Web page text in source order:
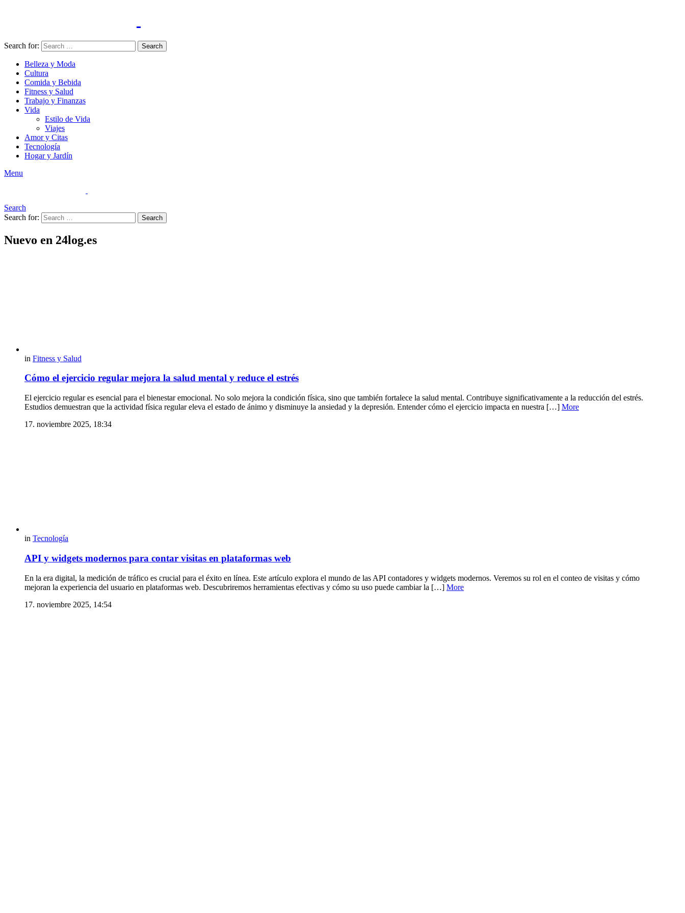
Search for: Search
Belleza y Moda
Cultura
Comida y Bebida
Fitness y Salud
Trabajo y Finanzas
Vida
Estilo de Vida
Viajes
Amor y Citas
Tecnología
Hogar y Jardín
Menu
Search
Search for:
Search
Nuevo en 24log.es
in Fitness y Salud
Cómo el ejercicio regular mejora la salud mental y reduce el estrés
El ejercicio regular es esencial para el bienestar emocional. No solo mejora la condición física, sino que también fortalece la salud mental. Contribuye significativamente a la reducción del estrés.
Estudios demuestran que la actividad física regular eleva el estado de ánimo y disminuye la ansiedad y la depresión. Entender cómo el ejercicio impacta en nuestra […] More
17. noviembre 2025, 18:34
in Tecnología
API y widgets modernos para contar visitas en plataformas web
En la era digital, la medición de tráfico es crucial para el éxito en línea. Este artículo explora el mundo de las API contadores y widgets modernos. Veremos su rol en el conteo de visitas y cómo
mejoran la experiencia del usuario en plataformas web. Descubriremos herramientas efectivas y cómo su uso puede cambiar la […] More
17. noviembre 2025, 14:54